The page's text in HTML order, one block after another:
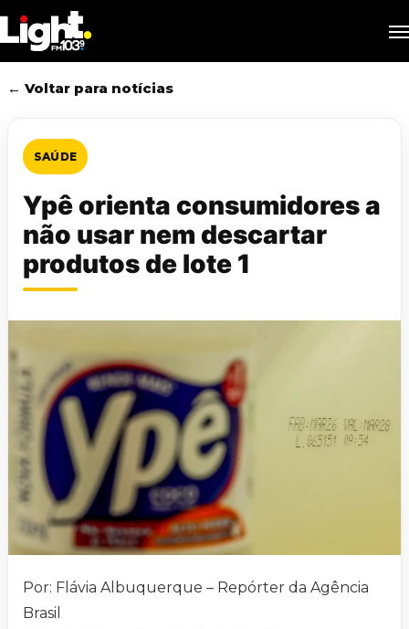
to
main
content
← Voltar para notícias
SAÚDE
Ypê orienta consumidores a
não usar nem descartar
produtos de lote 1
Por: Flávia Albuquerque – Repórter da Agência
Brasil